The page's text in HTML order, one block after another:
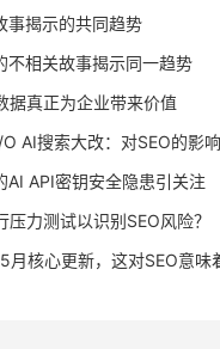
事揭示的共同趋势
不相关故事揭示同一趋势
据真正为企业带来价值
AI搜索大改：对SEO的影响
AI API密钥安全隐患引关注
力测试以识别SEO风险？
核心更新，这对SEO意味